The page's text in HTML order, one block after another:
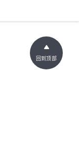
回到顶部